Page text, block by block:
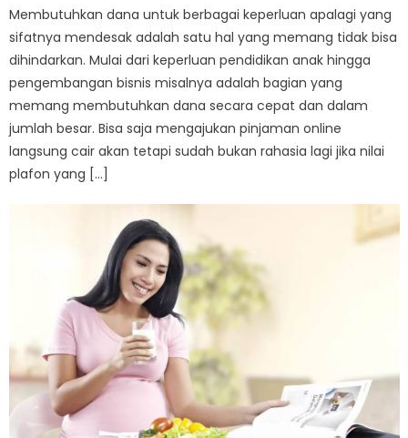
Membutuhkan dana untuk berbagai keperluan apalagi yang
sifatnya mendesak adalah satu hal yang memang tidak bisa
dihindarkan. Mulai dari keperluan pendidikan anak hingga
pengembangan bisnis misalnya adalah bagian yang
memang membutuhkan dana secara cepat dan dalam
jumlah besar. Bisa saja mengajukan pinjaman online
langsung cair akan tetapi sudah bukan rahasia lagi jika nilai
plafon yang […]